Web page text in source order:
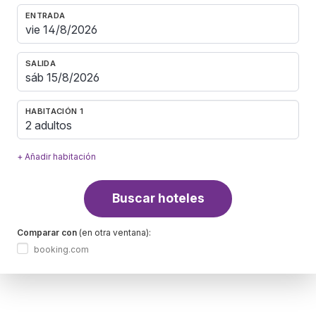
ENTRADA
SALIDA
HABITACIÓN 1
2 adultos
+ Añadir habitación
Buscar hoteles
Comparar con (en otra ventana):
booking.com